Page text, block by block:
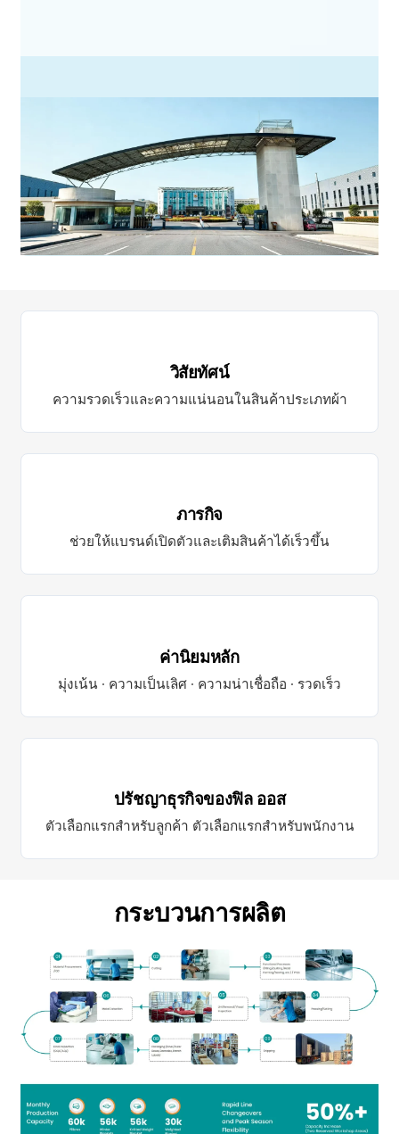
วิสัยทัศน์
ความรวดเร็วและความแน่นอนในสินค้าประเภทผ้า
ภารกิจ
ช่วยให้แบรนด์เปิดตัวและเติมสินค้าได้เร็วขึ้น
ค่านิยมหลัก
มุ่งเน้น · ความเป็นเลิศ · ความน่าเชื่อถือ · รวดเร็ว
ปรัชญาธุรกิจของฟิล ออส
ตัวเลือกแรกสำหรับลูกค้า ตัวเลือกแรกสำหรับพนักงาน
กระบวนการผลิต